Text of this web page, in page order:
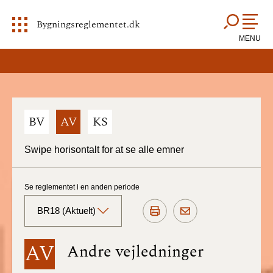
Bygningsreglementet.dk
MENU
BV AV KS
Swipe horisontalt for at se alle emner
AV Andre vejledninger
Se reglementet i en anden periode
BR18 (Aktuelt)
BR18 (Aktuelt)